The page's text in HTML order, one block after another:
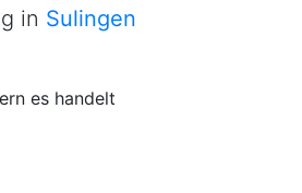
in Sulingen
es handelt